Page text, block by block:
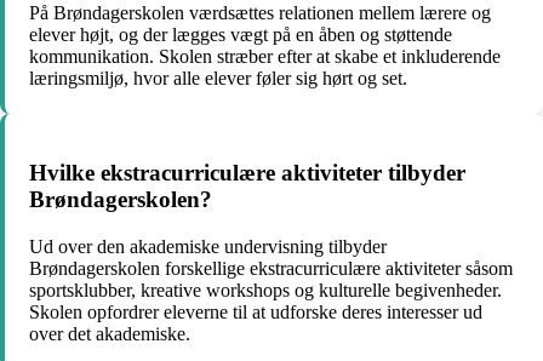
På Brøndagerskolen værdsættes relationen mellem lærere og
elever højt, og der lægges vægt på en åben og støttende
kommunikation. Skolen stræber efter at skabe et inkluderende
læringsmiljø, hvor alle elever føler sig hørt og set.
Hvilke ekstracurriculære aktiviteter tilbyder
Brøndagerskolen?
Ud over den akademiske undervisning tilbyder
Brøndagerskolen forskellige ekstracurriculære aktiviteter såsom
sportsklubber, kreative workshops og kulturelle begivenheder.
Skolen opfordrer eleverne til at udforske deres interesser ud
over det akademiske.